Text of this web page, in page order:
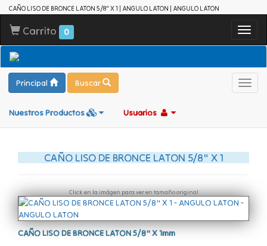
CAÑO LISO DE BRONCE LATON 5/8" X 1 | ANGULO LATON | ANGULO LATON
Carrito 0
Principal Buscar
Nuestros Productos Usuarios
CAÑO LISO DE BRONCE LATON 5/8" X 1
Click en la imágen para ver en tamaño original
CAÑO LISO DE BRONCE LATON 5/8" X 1mm